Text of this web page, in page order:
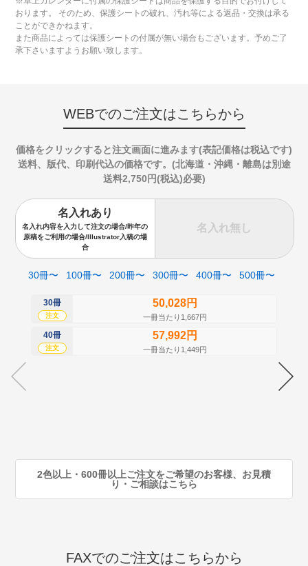
おります。 そのため、保護シートの破れ、汚れ等による返品・交換は承る
ことができかねます。
また商品によっては保護シートの付属が無い場合もございます。予めご了
承下さいますようお願い致します。
WEBでのご注文はこちらから
価格をクリックすると注文画面に進みます(表記価格は税込です)
送料、版代、印刷代込の価格です。(北海道・沖縄・離島は別途
送料2,750円(税込)必要)
名入れあり
名入れ内容を入力して注文の場合/昨年の
原稿をご利用の場合/Illustrator入稿の場
合
名入れ無し
30冊〜 100冊〜 200冊〜 300冊〜 400冊〜 500冊〜
30冊
注文
50,028円
一冊当たり1,667円
40冊
注文
57,992円
一冊当たり1,449円
2色以上・600冊以上ご注文をご希望のお客様、お見積
り・ご相談はこちら
FAXでのご注文はこちらから